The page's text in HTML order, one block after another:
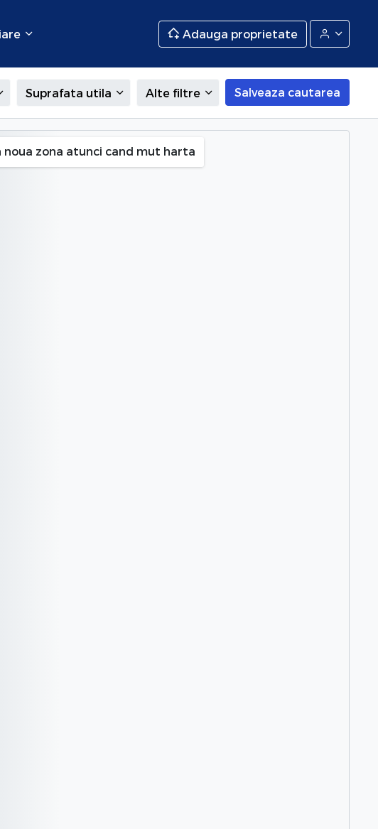
Adauga proprietate
Suprafata utila Alte filtre Salveaza cautarea
noua zona atunci cand mut harta